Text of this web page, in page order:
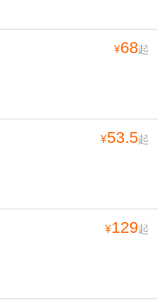
¥68起
¥53.5起
¥129起